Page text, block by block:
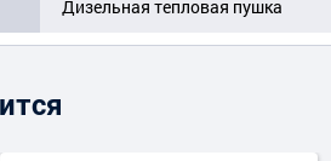
Дизельная тепловая пушка